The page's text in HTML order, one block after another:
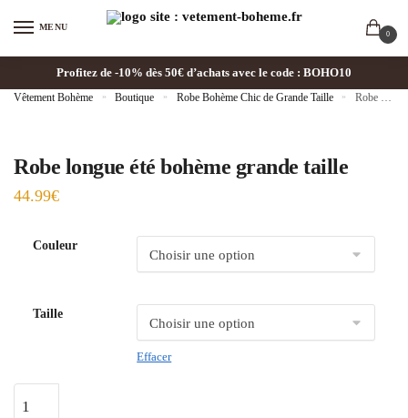
MENU
0
Profitez de -10% dès 50€ d’achats avec le code : BOHO10
Vêtement Bohème » Boutique » Robe Bohème Chic de Grande Taille » Robe longue été bohème grande taille
Robe longue été bohème grande taille
44.99€
Couleur
Taille
Effacer